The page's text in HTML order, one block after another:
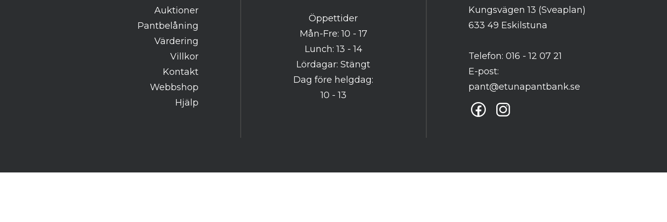
Auktioner
Pantbelåning
Värdering
Villkor
Kontakt
Webbshop
Hjälp
Öppettider
Mån-Fre: 10 - 17
Lunch: 13 - 14
Lördagar: Stängt
Dag före helgdag:
10 - 13
Kungsvägen 13 (Sveaplan)
633 49 Eskilstuna
Telefon: 016 - 12 07 21
E-post:
pant@etunapantbank.se